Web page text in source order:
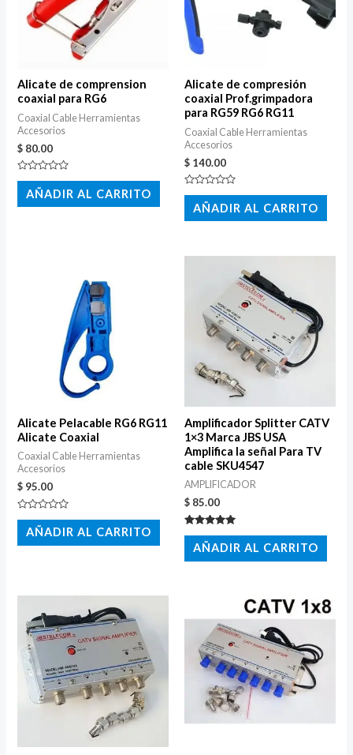
Alicate de comprension
coaxial para RG6
Coaxial Cable Herramientas
Accesorios
$ 80.00
Valorado
con
de
AÑADIR AL CARRITO
Alicate de compresión
coaxial Prof.grimpadora
para RG59 RG6 RG11
Coaxial Cable Herramientas
Accesorios
$ 140.00
Valorado
con
de
AÑADIR AL CARRITO
Alicate Pelacable RG6 RG11
Alicate Coaxial
Coaxial Cable Herramientas
Accesorios
$ 95.00
Valorado
con
de
AÑADIR AL CARRITO
Amplificador Splitter CATV
1×3 Marca JBS USA
Amplifica la señal Para TV
cable SKU4547
AMPLIFICADOR
$ 85.00
Valorado
con
5.00
de 5
AÑADIR AL CARRITO